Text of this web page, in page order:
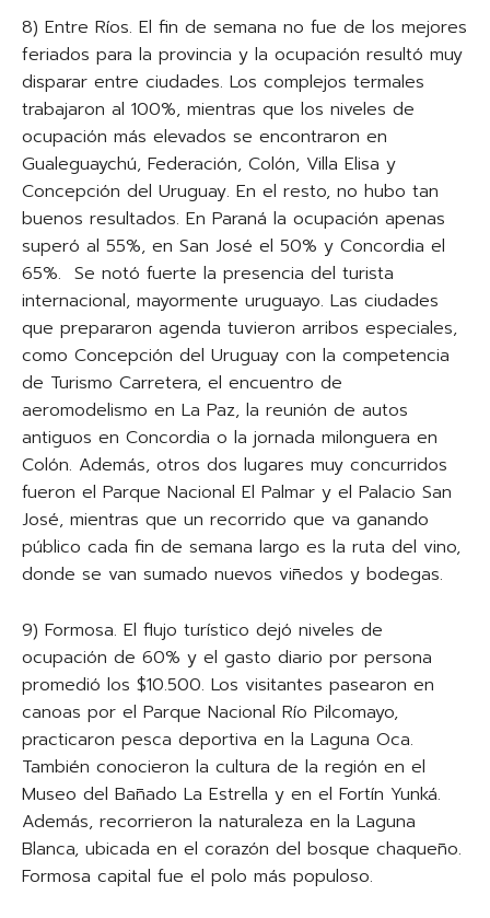
8) Entre Ríos. El fin de semana no fue de los mejores
feriados para la provincia y la ocupación resultó muy
disparar entre ciudades. Los complejos termales
trabajaron al 100%, mientras que los niveles de
ocupación más elevados se encontraron en
Gualeguaychú, Federación, Colón, Villa Elisa y
Concepción del Uruguay. En el resto, no hubo tan
buenos resultados. En Paraná la ocupación apenas
superó al 55%, en San José el 50% y Concordia el
65%. Se notó fuerte la presencia del turista
internacional, mayormente uruguayo. Las ciudades
que prepararon agenda tuvieron arribos especiales,
como Concepción del Uruguay con la competencia
de Turismo Carretera, el encuentro de
aeromodelismo en La Paz, la reunión de autos
antiguos en Concordia o la jornada milonguera en
Colón. Además, otros dos lugares muy concurridos
fueron el Parque Nacional El Palmar y el Palacio San
José, mientras que un recorrido que va ganando
público cada fin de semana largo es la ruta del vino,
donde se van sumado nuevos viñedos y bodegas.
9) Formosa. El flujo turístico dejó niveles de
ocupación de 60% y el gasto diario por persona
promedió los $10.500. Los visitantes pasearon en
canoas por el Parque Nacional Río Pilcomayo,
practicaron pesca deportiva en la Laguna Oca.
También conocieron la cultura de la región en el
Museo del Bañado La Estrella y en el Fortín Yunká.
Además, recorrieron la naturaleza en la Laguna
Blanca, ubicada en el corazón del bosque chaqueño.
Formosa capital fue el polo más populoso.